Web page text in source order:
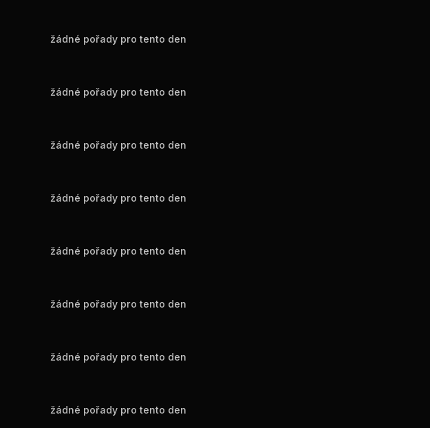
žádné pořady pro tento den
žádné pořady pro tento den
žádné pořady pro tento den
žádné pořady pro tento den
žádné pořady pro tento den
žádné pořady pro tento den
žádné pořady pro tento den
žádné pořady pro tento den